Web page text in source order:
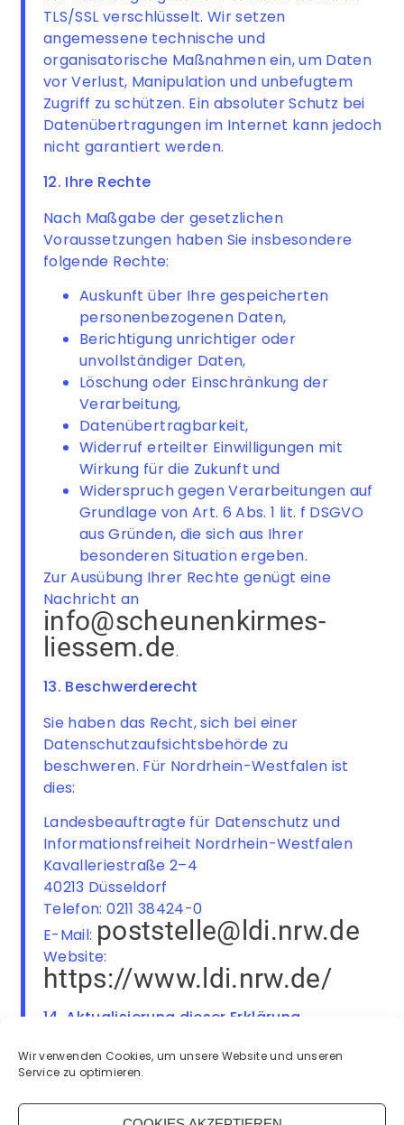
Wir verwenden Cookies, um unsere Website und unseren
Service zu optimieren.
TLS/SSL verschlüsselt. Wir setzen
angemessene technische und
organisatorische Maßnahmen ein, um Daten
vor Verlust, Manipulation und unbefugtem
Zugriff zu schützen. Ein absoluter Schutz bei
Datenübertragungen im Internet kann jedoch
nicht garantiert werden.
12. Ihre Rechte
Nach Maßgabe der gesetzlichen
Voraussetzungen haben Sie insbesondere
folgende Rechte:
Auskunft über Ihre gespeicherten
personenbezogenen Daten,
Berichtigung unrichtiger oder
unvollständiger Daten,
Löschung oder Einschränkung der
Verarbeitung,
Datenübertragbarkeit,
Widerruf erteilter Einwilligungen mit
Wirkung für die Zukunft und
Widerspruch gegen Verarbeitungen auf
Grundlage von Art. 6 Abs. 1 lit. f DSGVO
aus Gründen, die sich aus Ihrer
besonderen Situation ergeben.
Zur Ausübung Ihrer Rechte genügt eine
Nachricht an
info@scheunenkirmes-
liessem.de.
13. Beschwerderecht
Sie haben das Recht, sich bei einer
Datenschutzaufsichtsbehörde zu
beschweren. Für Nordrhein-Westfalen ist
dies:
Landesbeauftragte für Datenschutz und
Informationsfreiheit Nordrhein-Westfalen
Kavalleriestraße 2–4
40213 Düsseldorf
Telefon: 0211 38424-0
E-Mail: poststelle@ldi.nrw.de
Website:
https://www.ldi.nrw.de/
14. Aktualisierung dieser Erklärung
Wir passen diese Datenschutzerklärung an,
wenn sich unsere Website, eingesetzte
ändern. Es gilt die jeweils auf dieser Seite